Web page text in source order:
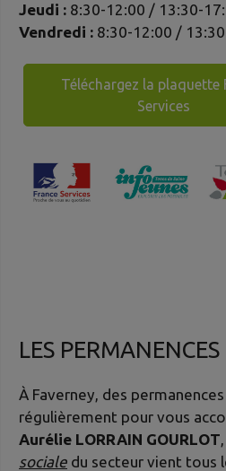
Jeudi : 8:30-12:00 / 13:30-
Vendredi : 8:30-12:00 /
Téléchargez la plaquette
Services
LES PERMANENCES
À Faverney, des
régulièrement pour vous
Aurélie LORRAIN GOURLOT
sociale du secteur vient tous